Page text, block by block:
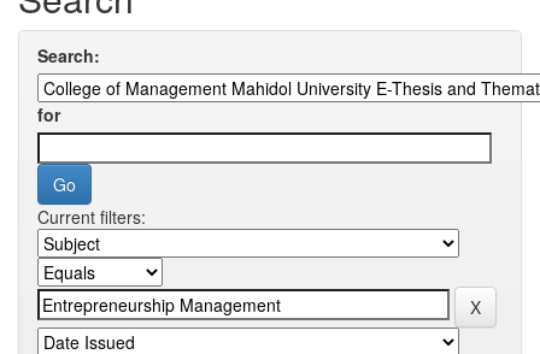
Search:
for
Current filters: